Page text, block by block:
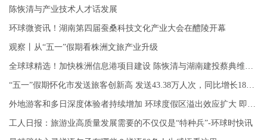
陈恢清与产业技术人才话发展
环球微资讯！湖南第四届蚕桑科技文化产业大会在醴陵开幕
观察丨从“五一”假期看株洲文旅产业升级
工人日报：旅游业高质量发展需要的不仅仅是“特种兵”-环球时快讯